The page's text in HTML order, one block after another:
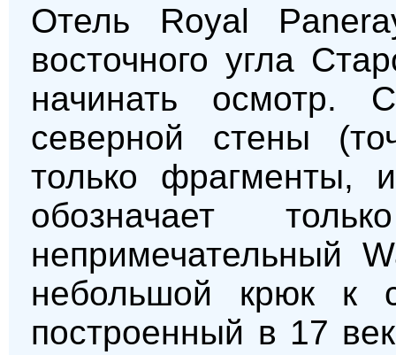
Отель Royal
восточного угла
начинать осмотр.
северной стены
только фрагменты,
обозначает
непримечательный
небольшой крюк к
построенный в 17